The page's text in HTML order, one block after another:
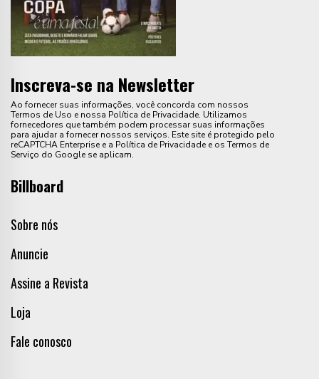
Inscreva-se na Newsletter
Ao fornecer suas informações, você concorda com nossos
Termos de Uso e nossa Política de Privacidade. Utilizamos
fornecedores que também podem processar suas informações
para ajudar a fornecer nossos serviços. Este site é protegido pelo
reCAPTCHA Enterprise e a Política de Privacidade e os Termos de
Serviço do Google se aplicam.
Billboard
Sobre nós
Anuncie
Assine a Revista
Loja
Fale conosco